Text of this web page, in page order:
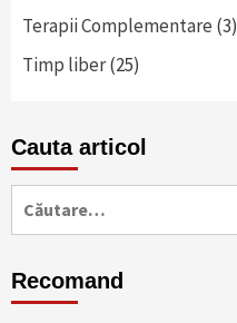
Terapii Complementare (3)
Timp liber(25)
Cauta articol
după:
Recomand